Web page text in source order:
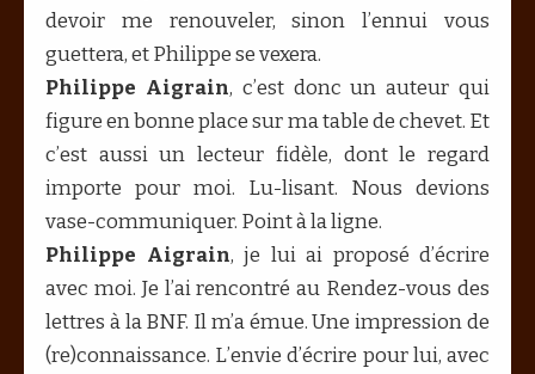
devoir me renouveler, sinon l’ennui vous
guettera, et Philippe se vexera.
Philippe Aigrain, c’est donc un auteur qui
figure en bonne place sur ma table de chevet. Et
c’est aussi un lecteur fidèle, dont le regard
importe pour moi. Lu-lisant. Nous devions
vase-communiquer. Point à la ligne.
Philippe Aigrain, je lui ai proposé d’écrire
avec moi. Je l’ai rencontré au Rendez-vous des
lettres à la BNF. Il m’a émue. Une impression de
(re)connaissance. L’envie d’écrire pour lui, avec